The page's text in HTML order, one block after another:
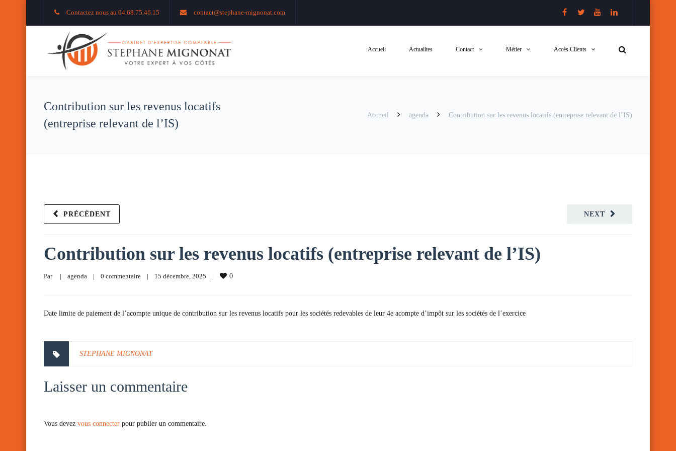
Contactez nous au 04.68.75.46.15 contact@stephane-mignonat.com
Accueil Actualites Contact Métier Accès Clients
Contribution sur les revenus locatifs
(entreprise relevant de l’IS)
Accueil agenda Contribution sur les revenus locatifs (entreprise relevant de l’IS)
NEXT
PRÉCÉDENT
Contribution sur les revenus locatifs (entreprise relevant de l’IS)
Par | agenda | 0 commentaire | 15 décembre, 2025 | 0
Date limite de paiement de l’acompte unique de contribution sur les revenus locatifs pour les sociétés redevables de leur 4e acompte d’impôt sur les sociétés de l’exercice
STEPHANE MIGNONAT
Laisser un commentaire
Vous devez vous connecter pour publier un commentaire.